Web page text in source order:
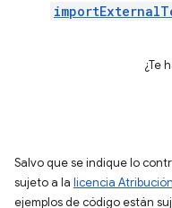
¿Te
Salvo que se indique lo
sujeto a la licencia
ejemplos de código están